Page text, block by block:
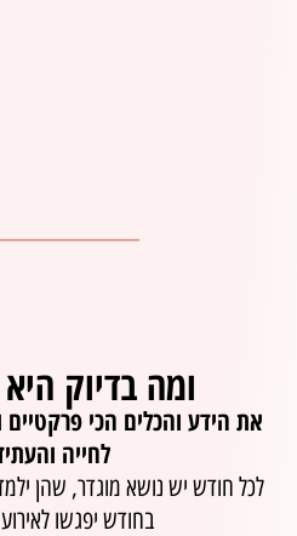
ומה בדיוק
את הידע והכלים הכי
לחייה
לכל חודש יש נושא מוגדר, שהן
בחודש יפגשו